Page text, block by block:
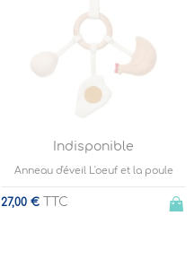
Indisponible
Anneau d'éveil L'oeuf et la poule
27,00 € TTC